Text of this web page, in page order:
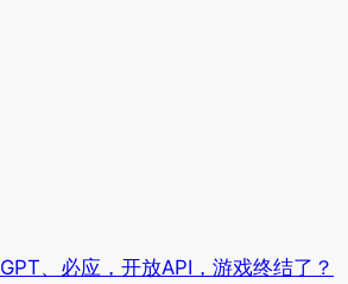
、必应，开放API，游戏终结了？